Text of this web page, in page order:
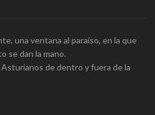
una ventana al paraíso, en la que
se dan la mano.
de dentro y fuera de la